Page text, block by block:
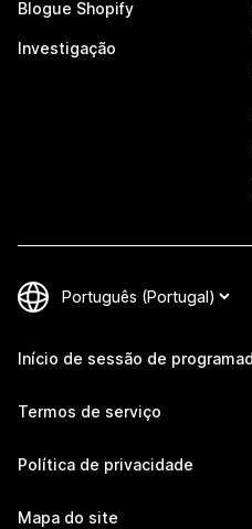
Blogue Shopify
Investigação
Início de sessão de
Termos de serviço
Política de privacidade
Mapa do site